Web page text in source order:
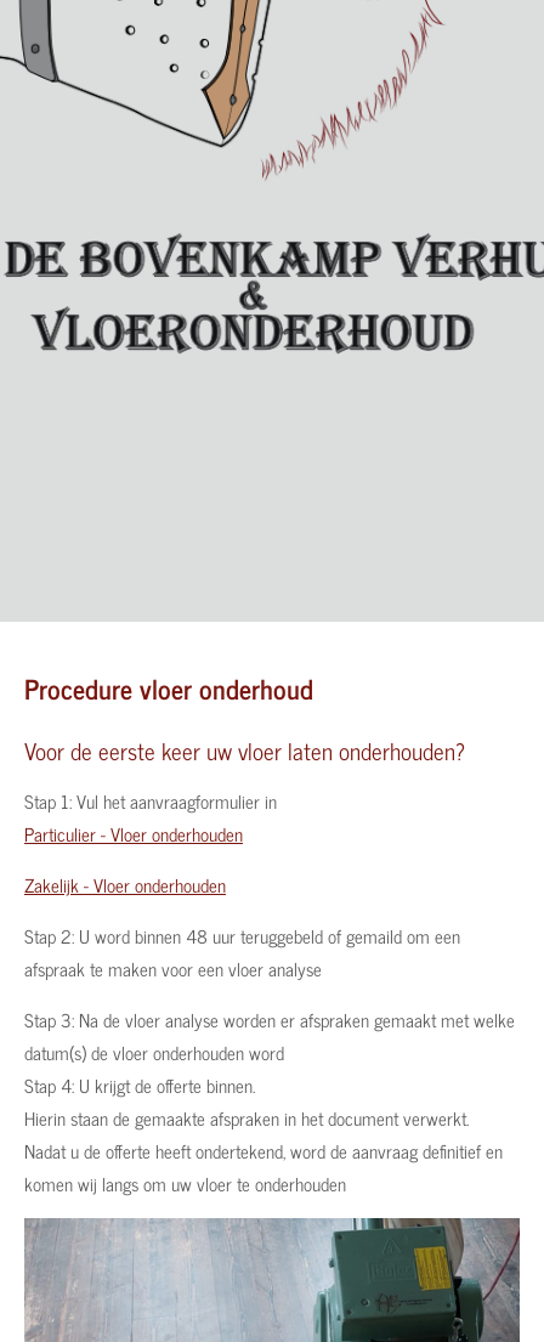
Procedure vloer onderhoud
Voor de eerste keer uw vloer laten onderhouden?
Stap 1: Vul het aanvraagformulier in
Particulier - Vloer onderhouden
Zakelijk - Vloer onderhouden
Stap 2: U word binnen 48 uur teruggebeld of gemaild om een
afspraak te maken voor een vloer analyse
Stap 3: Na de vloer analyse worden er afspraken gemaakt met welke
datum(s) de vloer onderhouden word
Stap 4: U krijgt de offerte binnen.
Hierin staan de gemaakte afspraken in het document verwerkt.
Nadat u de offerte heeft ondertekend, word de aanvraag definitief en
komen wij langs om uw vloer te onderhouden